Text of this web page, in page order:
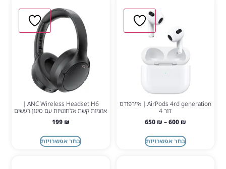
AirPods 4rd generation | איירפודס
דור 4
600 ₪
–
650 ₪
בחר אפשרויות
ANC Wireless Headset H6 |
אוזניות קשת אלחוטיות עם סינון רעשים
199 ₪
בחר אפשרויות